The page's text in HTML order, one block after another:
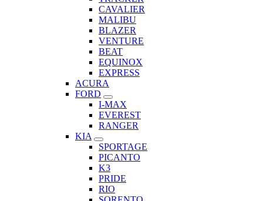
CAVALIER
MALIBU
BLAZER
VENTURE
BEAT
EQUINOX
EXPRESS
ACURA
FORD
I-MAX
EVEREST
RANGER
KIA
SPORTAGE
PICANTO
K3
PRIDE
RIO